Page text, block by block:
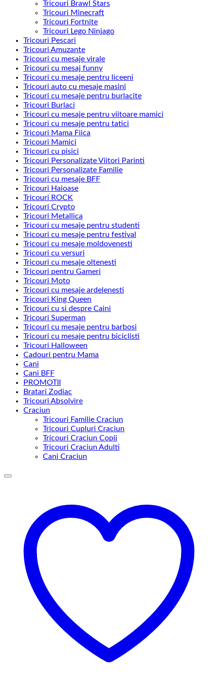
Tricouri Brawl Stars
Tricouri Minecraft
Tricouri Fortnite
Tricouri Lego Ninjago
Tricouri Pescari
Tricouri Amuzante
Tricouri cu mesaje virale
Tricouri cu mesaj funny
Tricouri cu mesaje pentru liceeni
Tricouri auto cu mesaje masini
Tricouri cu mesaje pentru burlacite
Tricouri Burlaci
Tricouri cu mesaje pentru viitoare mamici
Tricouri cu mesaje pentru tatici
Tricouri Mama Fiica
Tricouri Mamici
Tricouri cu pisici
Tricouri Personalizate Viitori Parinti
Tricouri Personalizate Familie
Tricouri cu mesaje BFF
Tricouri Haioase
Tricouri ROCK
Tricouri Crypto
Tricouri Metallica
Tricouri cu mesaje pentru studenti
Tricouri cu mesaje pentru festival
Tricouri cu mesaje moldovenesti
Tricouri cu versuri
Tricouri cu mesaje oltenesti
Tricouri pentru Gameri
Tricouri Moto
Tricouri cu mesaje ardelenesti
Tricouri King Queen
Tricouri cu si despre Caini
Tricouri Superman
Tricouri cu mesaje pentru barbosi
Tricouri cu mesaje pentru biciclisti
Tricouri Halloween
Cadouri pentru Mama
Cani
Cani BFF
PROMOTII
Bratari Zodiac
Tricouri Absolvire
Craciun
Tricouri Familie Craciun
Tricouri Cupluri Craciun
Tricouri Craciun Copii
Tricouri Craciun Adulti
Cani Craciun